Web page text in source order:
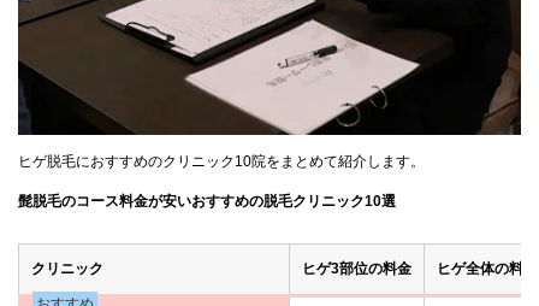
ヒゲ脱毛におすすめのクリニック10院をまとめて紹介します。
髭脱毛のコース料金が安いおすすめの脱毛クリニック10選
クリニック ヒゲ3部位の料金 ヒゲ全体の料金